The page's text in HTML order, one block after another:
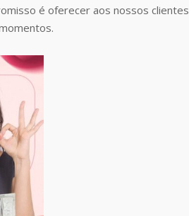
é oferecer aos nossos clientes